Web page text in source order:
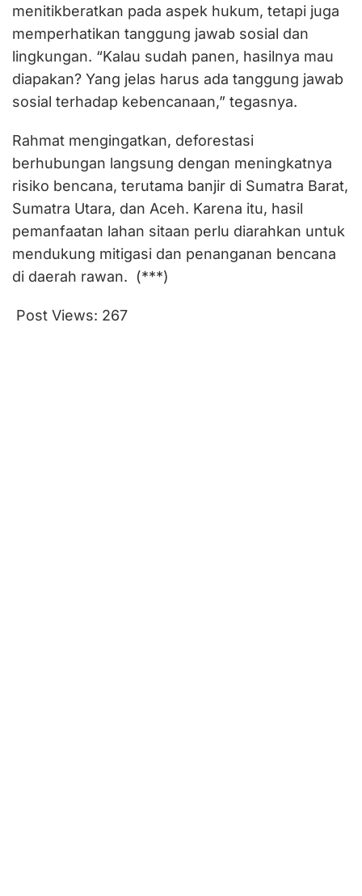
menitikberatkan pada aspek hukum, tetapi juga
memperhatikan tanggung jawab sosial dan
lingkungan. “Kalau sudah panen, hasilnya mau
diapakan? Yang jelas harus ada tanggung jawab
sosial terhadap kebencanaan,” tegasnya.
Rahmat mengingatkan, deforestasi
berhubungan langsung dengan meningkatnya
risiko bencana, terutama banjir di Sumatra Barat,
Sumatra Utara, dan Aceh. Karena itu, hasil
pemanfaatan lahan sitaan perlu diarahkan untuk
mendukung mitigasi dan penanganan bencana
di daerah rawan. (***)
Post Views: 267